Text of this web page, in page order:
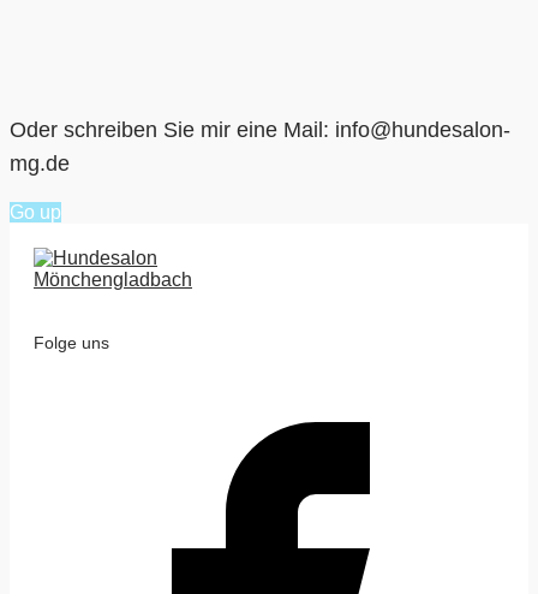
Oder schreiben Sie mir eine Mail: info@hundesalon-
mg.de
Go up
Folge uns